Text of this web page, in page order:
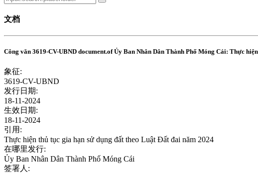
文档
Công văn 3619-CV-UBND document.of Ủy Ban Nhân Dân Thành Phố Móng Cái: Thực
象征:
3619-CV-UBND
发行日期:
18-11-2024
生效日期:
18-11-2024
引用:
Thực hiện thủ tục gia hạn sử dụng đất theo Luật Đất đai năm 2024
在哪里发行:
Ủy Ban Nhân Dân Thành Phố Móng Cái
签署人: